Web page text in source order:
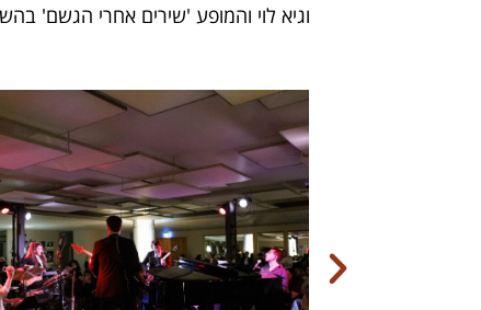
וגיא לוי והמופע 'שירים אחרי הגשם'